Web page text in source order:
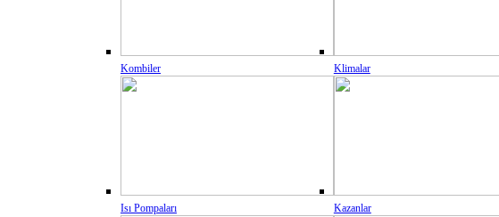
Kombiler Klimalar
Isı Pompaları Kazanlar